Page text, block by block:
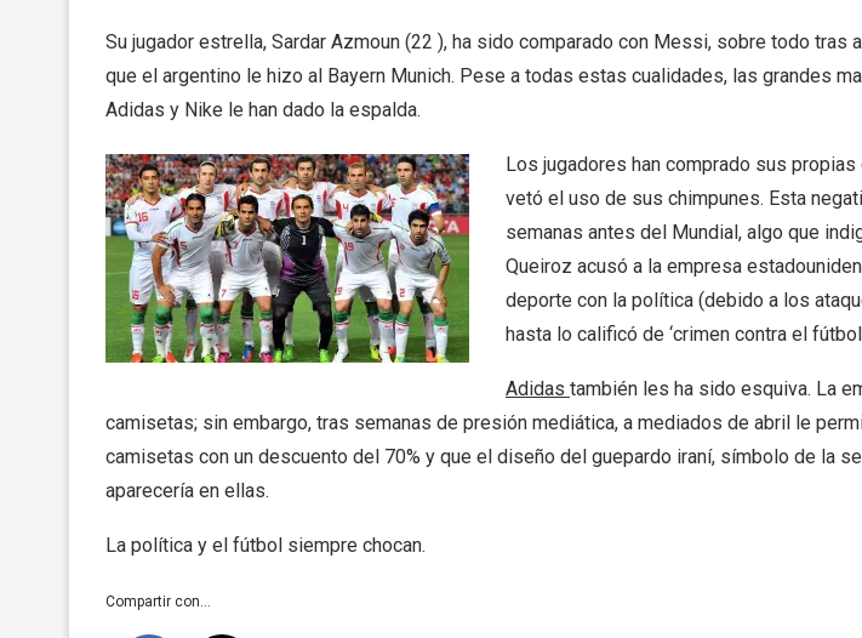
Su jugador estrella, Sardar Azmoun (22 ), ha sido comparado con Messi, sobre todo tras
que el argentino le hizo al Bayern Munich. Pese a todas estas cualidades, las grandes
Adidas y Nike le han dado la espalda.
Los jugadores han comprado sus propias
vetó el uso de sus chimpunes. Esta
semanas antes del Mundial, algo que
Queiroz acusó a la empresa
deporte con la política (debido a los
hasta lo calificó de ‘crimen contra el
Adidas también les ha sido esquiva. La
camisetas; sin embargo, tras semanas de presión mediática, a mediados de abril le
camisetas con un descuento del 70% y que el diseño del guepardo iraní, símbolo de la
aparecería en ellas.
La política y el fútbol siempre chocan.
Compartir con...